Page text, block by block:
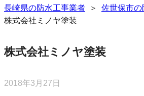
長崎県の防水工事業者
佐世保市
株式会社ミノヤ塗装
株式会社ミノヤ塗装
2018年3月27日